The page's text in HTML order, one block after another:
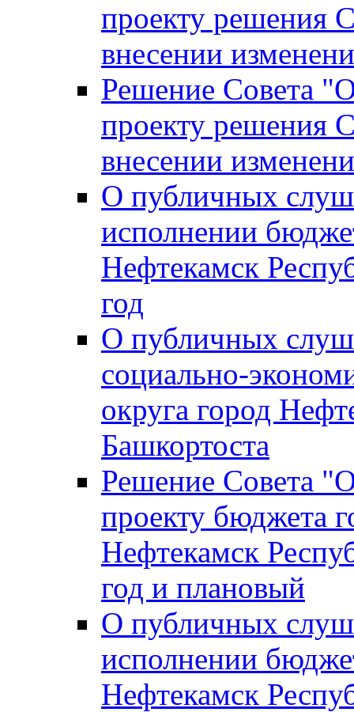
проекту решения
внесении
Решение Совета
проекту решения
внесении
О публичных
исполнении
Нефтекамск
год
О публичных
социально-
округа город
Башкортоста
Решение Совета
проекту бюджета
Нефтекамск
год и плановый
О публичных
исполнении
Нефтекамск